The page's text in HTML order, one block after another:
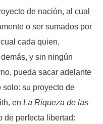
de nación, al cual
o ser sumados por
cada quien,
y sin ningún
pueda sacar adelante
solo: su proyecto de
en La Riqueza de las
de perfecta libertad: